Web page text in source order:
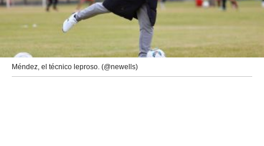
Méndez, el técnico leproso. (@newells)